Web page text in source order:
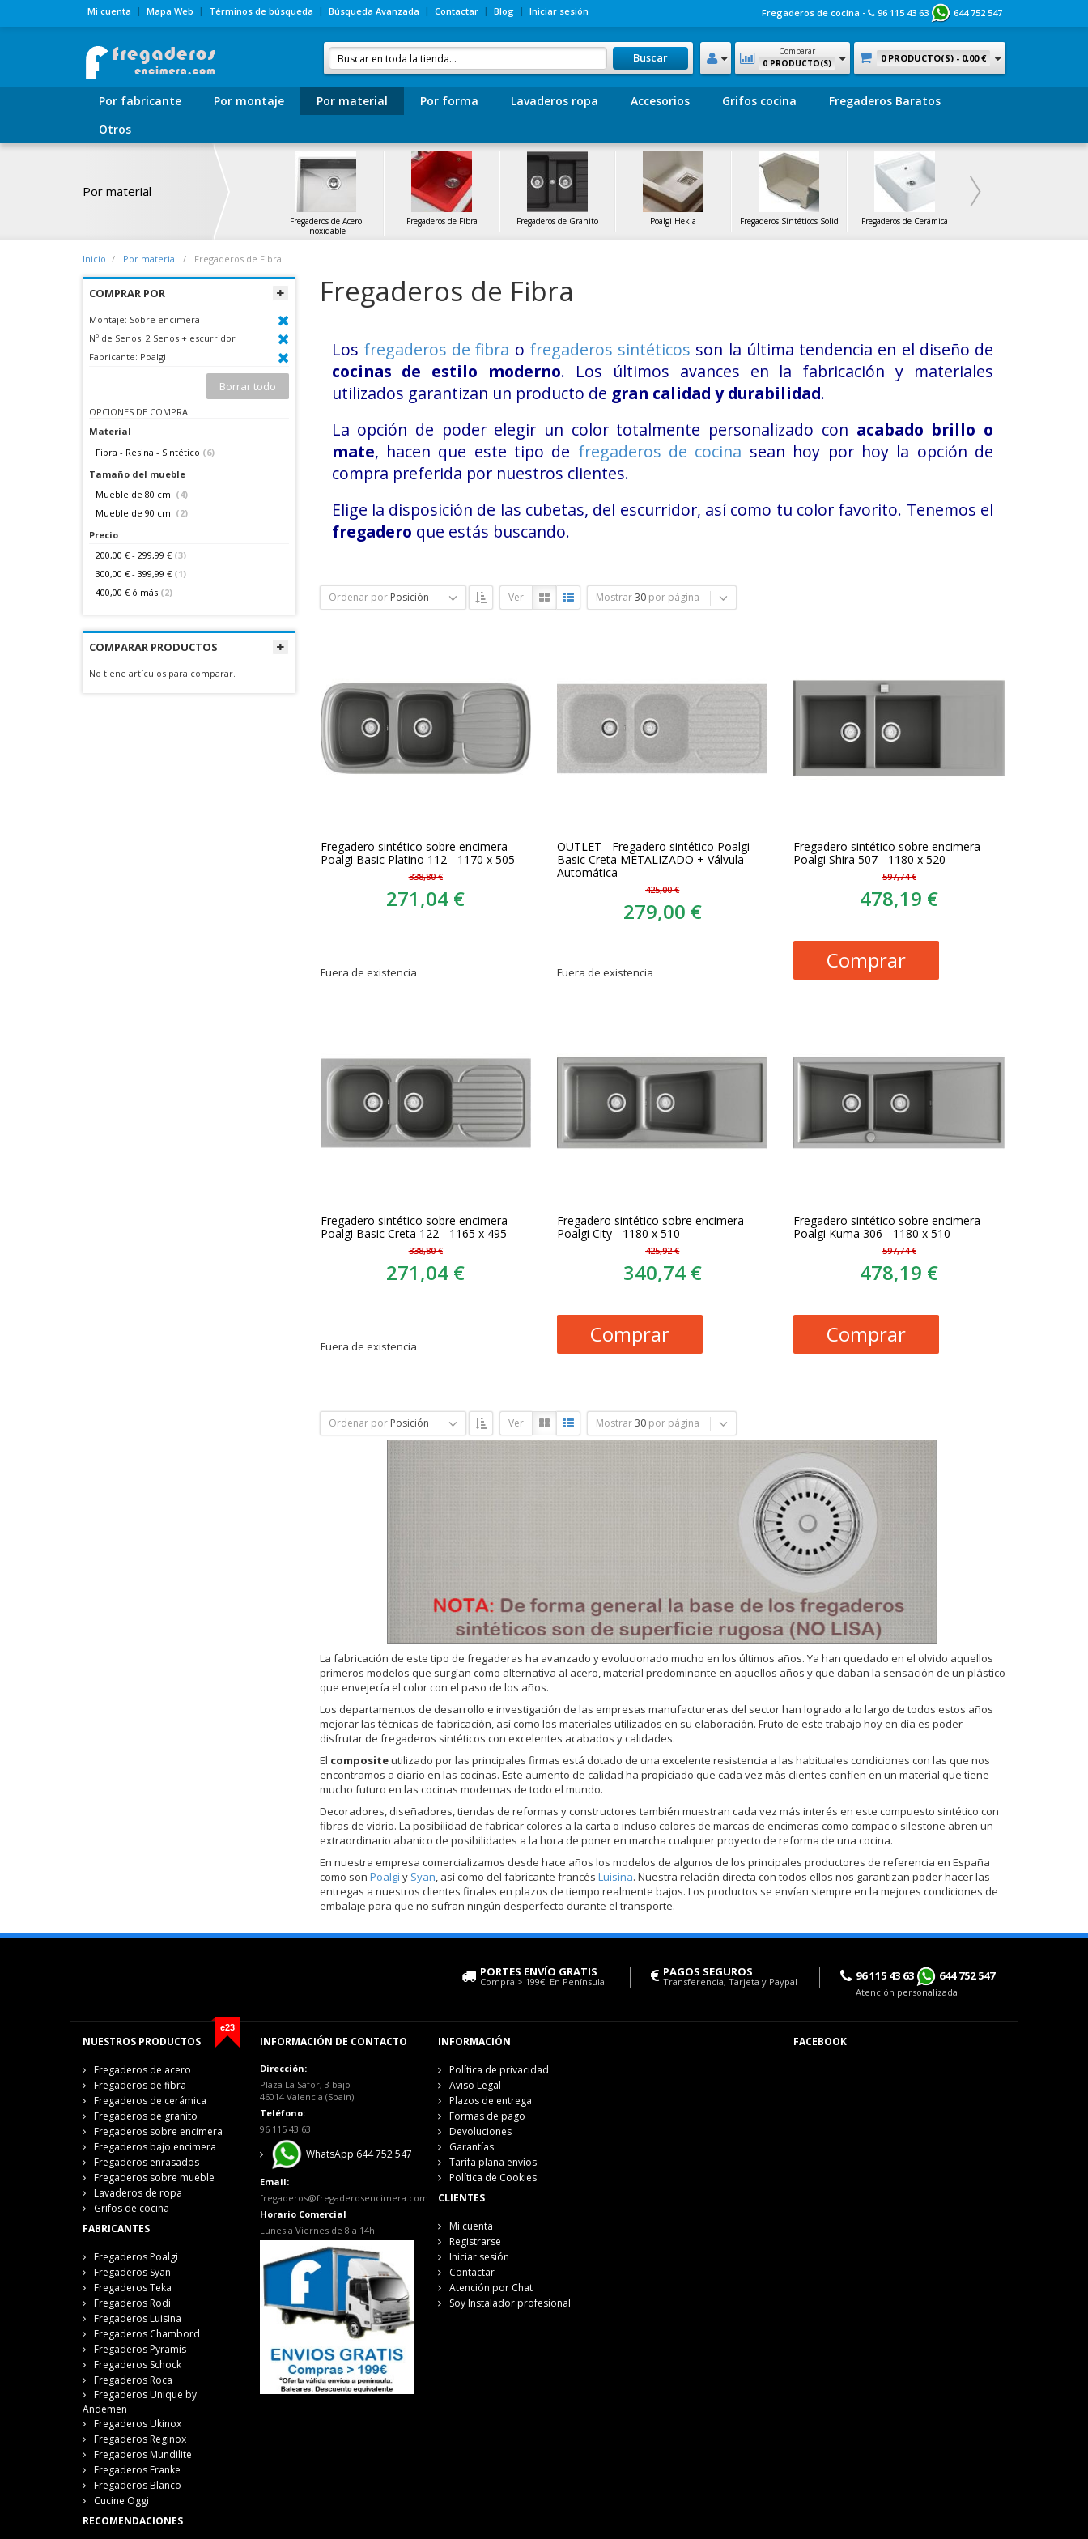
Mi cuenta Mapa Web Términos de búsqueda Búsqueda Avanzada Contactar Blog Iniciar sesión Fregaderos de cocina - 96 115 43 63 644 752 547
0 PRODUCTO(S) - 0,00 €
Comparar
0 PRODUCTO(S)
Buscar
Por fabricante Por montaje Por material Por forma Lavaderos ropa Accesorios Grifos cocina
Fregaderos Baratos
Otros
Por material
Fregaderos de Acero
inoxidable
Fregaderos de Fibra Fregaderos de Granito Poalgi Hekla Fregaderos Sintéticos Solid Fregaderos de Cerámica
Inicio Por material Fregaderos de Fibra
COMPRAR POR
Montaje: Sobre encimera
Nº de Senos: 2 Senos + escurridor
Fabricante: Poalgi
Borrar todo
OPCIONES DE COMPRA
Material
Fibra - Resina - Sintético (6)
Tamaño del mueble
Mueble de 80 cm. (4)
Mueble de 90 cm. (2)
Precio
200,00 € - 299,99 € (3)
300,00 € - 399,99 € (1)
400,00 € ó más (2)
COMPARAR PRODUCTOS
No tiene artículos para comparar.
Fregaderos de Fibra
Los fregaderos de fibra o fregaderos sintéticos son la última tendencia en el diseño de
cocinas de estilo moderno. Los últimos avances en la fabricación y materiales
utilizados garantizan un producto de gran calidad y durabilidad.
La opción de poder elegir un color totalmente personalizado con acabado brillo o
mate, hacen que este tipo de fregaderos de cocina sean hoy por hoy la opción de
compra preferida por nuestros clientes.
Elige la disposición de las cubetas, del escurridor, así como tu color favorito. Tenemos el
fregadero que estás buscando.
Ordenar por Posición Ver Mostrar 30 por página
Fregadero sintético sobre encimera
Poalgi Basic Platino 112 - 1170 x 505
338,80 €
271,04 €
Fuera de existencia
OUTLET - Fregadero sintético Poalgi
Basic Creta METALIZADO + Válvula
Automática
425,00 €
279,00 €
Fuera de existencia
Fregadero sintético sobre encimera
Poalgi Shira 507 - 1180 x 520
597,74 €
478,19 €
Comprar
Fregadero sintético sobre encimera
Poalgi Basic Creta 122 - 1165 x 495
338,80 €
271,04 €
Fuera de existencia
Fregadero sintético sobre encimera
Poalgi City - 1180 x 510
425,92 €
340,74 €
Comprar
Fregadero sintético sobre encimera
Poalgi Kuma 306 - 1180 x 510
597,74 €
478,19 €
Comprar
Ordenar por Posición Ver Mostrar 30 por página
La fabricación de este tipo de fregaderas ha avanzado y evolucionado mucho en los últimos años. Ya han quedado en el olvido aquellos
primeros modelos que surgían como alternativa al acero, material predominante en aquellos años y que daban la sensación de un plástico
que envejecía el color con el paso de los años.
Los departamentos de desarrollo e investigación de las empresas manufactureras del sector han logrado a lo largo de todos estos años
mejorar las técnicas de fabricación, así como los materiales utilizados en su elaboración. Fruto de este trabajo hoy en día es poder
disfrutar de fregaderos sintéticos con excelentes acabados y calidades.
El compositeutilizado por las principales firmas está dotado de una excelente resistencia a las habituales condiciones con las que nos
encontramos a diario en las cocinas. Este aumento de calidad ha propiciado que cada vez más clientes confíen en un material que tiene
mucho futuro en las cocinas modernas de todo el mundo.
Decoradores, diseñadores, tiendas de reformas y constructores también muestran cada vez más interés en este compuesto sintético con
fibras de vidrio. La posibilidad de fabricar colores a la carta o incluso colores de marcas de encimeras como compac o silestone abren un
extraordinario abanico de posibilidades a la hora de poner en marcha cualquier proyecto de reforma de una cocina.
En nuestra empresa comercializamos desde hace años los modelos de algunos de los principales productores de referencia en España
como son Poalgi y Syan, así como del fabricante francés Luisina. Nuestra relación directa con todos ellos nos garantizan poder hacer las
entregas a nuestros clientes finales en plazos de tiempo realmente bajos. Los productos se envían siempre en la mejores condiciones de
embalaje para que no sufran ningún desperfecto durante el transporte.
PORTES ENVÍO GRATIS
Compra > 199€. En Península
PAGOS SEGUROS
Transferencia, Tarjeta y Paypal 96 115 43 63 644 752 547
Atención personalizada
e23
NUESTROS PRODUCTOS
Fregaderos de acero
Fregaderos de fibra
Fregaderos de cerámica
Fregaderos de granito
Fregaderos sobre encimera
Fregaderos bajo encimera
Fregaderos enrasados
Fregaderos sobre mueble
Lavaderos de ropa
Grifos de cocina
FABRICANTES
Fregaderos Poalgi
Fregaderos Syan
Fregaderos Teka
Fregaderos Rodi
Fregaderos Luisina
Fregaderos Chambord
Fregaderos Pyramis
Fregaderos Schock
Fregaderos Roca
Fregaderos Unique by
Andemen
Fregaderos Ukinox
Fregaderos Reginox
Fregaderos Mundilite
Fregaderos Franke
Fregaderos Blanco
Cucine Oggi
RECOMENDACIONES
INFORMACIÓN DE CONTACTO
Dirección:
Plaza La Safor, 3 bajo
46014 Valencia (Spain)
Teléfono:
96 115 43 63
WhatsApp 644 752 547
Email:
fregaderos@fregaderosencimera.com
Horario Comercial
Lunes a Viernes de 8 a 14h.
INFORMACIÓN
Política de privacidad
Aviso Legal
Plazos de entrega
Formas de pago
Devoluciones
Garantías
Tarifa plana envíos
Política de Cookies
CLIENTES
Mi cuenta
Registrarse
Iniciar sesión
Contactar
Atención por Chat
Soy Instalador profesional
FACEBOOK